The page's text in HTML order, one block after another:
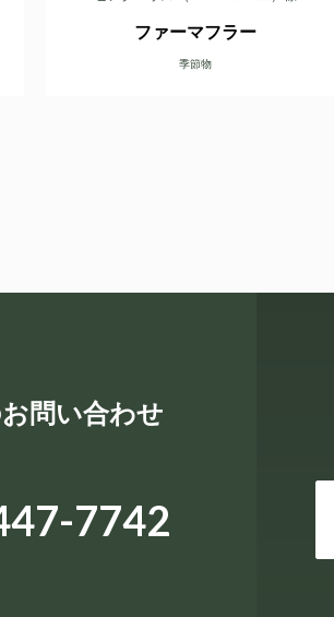
ファーマフラー
季節物
問い合わせ
7742